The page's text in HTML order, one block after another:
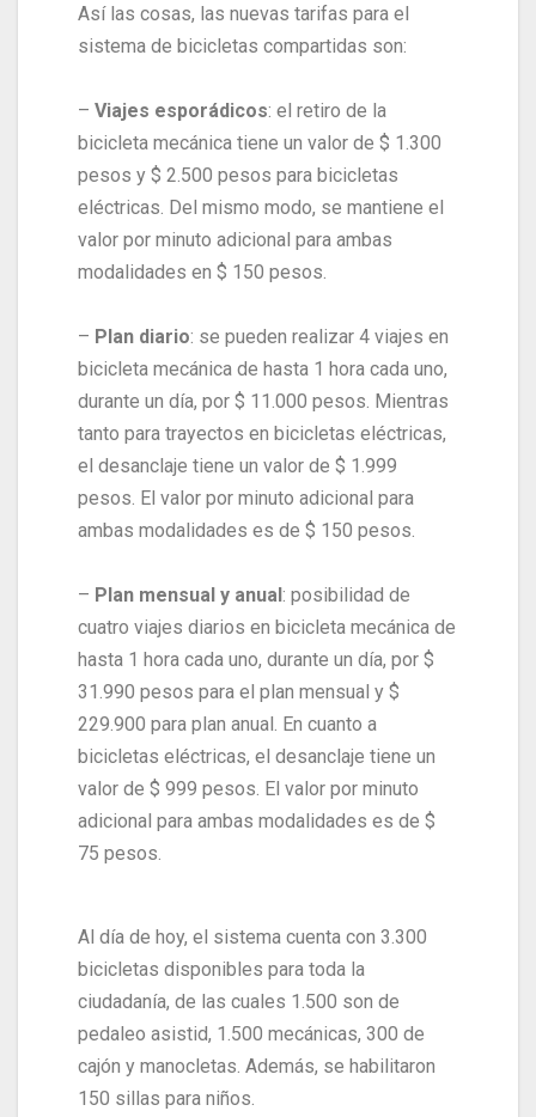
Así las cosas, las nuevas tarifas para el
sistema de bicicletas compartidas son:
– Viajes esporádicos: el retiro de la
bicicleta mecánica tiene un valor de $ 1.300
pesos y $ 2.500 pesos para bicicletas
eléctricas. Del mismo modo, se mantiene el
valor por minuto adicional para ambas
modalidades en $ 150 pesos.
– Plan diario: se pueden realizar 4 viajes en
bicicleta mecánica de hasta 1 hora cada uno,
durante un día, por $ 11.000 pesos. Mientras
tanto para trayectos en bicicletas eléctricas,
el desanclaje tiene un valor de $ 1.999
pesos. El valor por minuto adicional para
ambas modalidades es de $ 150 pesos.
– Plan mensual y anual: posibilidad de
cuatro viajes diarios en bicicleta mecánica de
hasta 1 hora cada uno, durante un día, por $
31.990 pesos para el plan mensual y $
229.900 para plan anual. En cuanto a
bicicletas eléctricas, el desanclaje tiene un
valor de $ 999 pesos. El valor por minuto
adicional para ambas modalidades es de $
75 pesos.
Al día de hoy, el sistema cuenta con 3.300
bicicletas disponibles para toda la
ciudadanía, de las cuales 1.500 son de
pedaleo asistid, 1.500 mecánicas, 300 de
cajón y manocletas. Además, se habilitaron
150 sillas para niños.